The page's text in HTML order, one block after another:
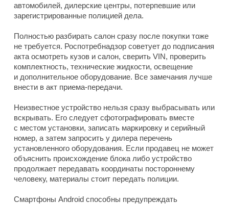
автомобилей, дилерские центры, потерпевшие или
зарегистрированные полицией дела.
Полностью разбирать салон сразу после покупки тоже
не требуется. Роспотребнадзор советует до подписания
акта осмотреть кузов и салон, сверить VIN, проверить
комплектность, технические жидкости, освещение
и дополнительное оборудование. Все замечания лучше
внести в акт приема-передачи.
Неизвестное устройство нельзя сразу выбрасывать или
вскрывать. Его следует сфотографировать вместе
с местом установки, записать маркировку и серийный
номер, а затем запросить у дилера перечень
установленного оборудования. Если продавец не может
объяснить происхождение блока либо устройство
продолжает передавать координаты постороннему
человеку, материалы стоит передать полиции.
Смартфоны Android способны предупреждать